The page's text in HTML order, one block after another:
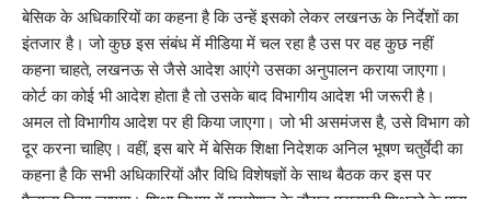
बेसिक के अधिकारियों का कहना है कि उन्हें इसको लेकर लखनऊ के निर्देशों का
इंतजार है। जो कुछ इस संबंध में मीडिया में चल रहा है उस पर वह कुछ नहीं
कहना चाहते, लखनऊ से जैसे आदेश आएंगे उसका अनुपालन कराया जाएगा।
कोर्ट का कोई भी आदेश होता है तो उसके बाद विभागीय आदेश भी जरूरी है।
अमल तो विभागीय आदेश पर ही किया जाएगा। जो भी असमंजस है, उसे विभाग को
दूर करना चाहिए। वहीं, इस बारे में बेसिक शिक्षा निदेशक अनिल भूषण चतुर्वेदी का
कहना है कि सभी अधिकारियों और विधि विशेषज्ञों के साथ बैठक कर इस पर